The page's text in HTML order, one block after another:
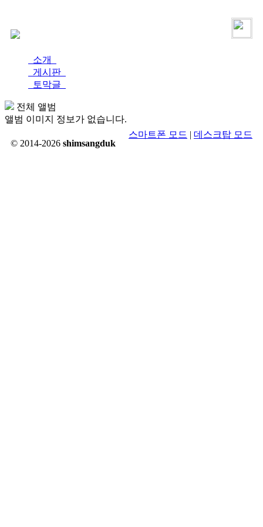
소개
게시판
토막글
전체 앨범
앨범 이미지 정보가 없습니다.
© 2014-2026 shimsangduk
스마트폰 모드 | 데스크탑 모드